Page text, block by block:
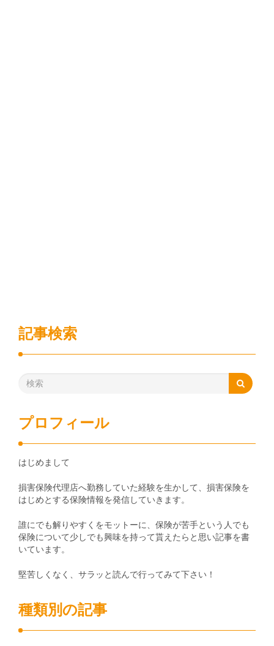
記事検索
プロフィール
はじめまして
損害保険代理店へ勤務していた経験を生かして、損害保険を
はじめとする保険情報を発信していきます。
誰にでも解りやすくをモットーに、保険が苦手という人でも
保険について少しでも興味を持って貰えたらと思い記事を書
いています。
堅苦しくなく、サラッと読んで行ってみて下さい！
種類別の記事